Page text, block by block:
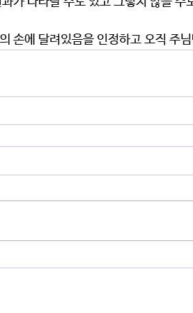
손에 달려있음을 인정하고 오직 주